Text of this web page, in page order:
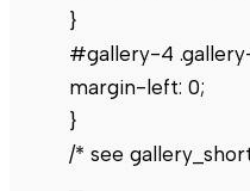
}
#gallery-4
margin-left: 0;
}
/* see